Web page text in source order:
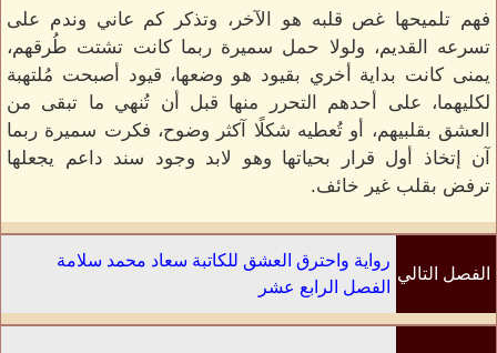
فهم تلميحها غص قلبه هو الآخر، وتذكر كم عاني وندم على
تسرعه القديم، ولولا حمل سميرة ربما كانت تشتت طُرقهم،
يمنى كانت بداية أخري بقيود هو وضعها، قيود أصبحت مُلتهبة
لكليهما، على أحدهم التحرر منها قبل أن تُنهي ما تبقى من
العشق بقلبيهم، أو تُعطيه شكلًا آكثر وضوح، فكرت سميرة ربما
آن إتخاذ أول قرار بحياتها وهو لابد وجود سند داعم يجعلها
ترفض بقلب غير خائف.
الفصل التالي
رواية واحترق العشق للكاتبة سعاد محمد سلامة
الفصل الرابع عشر